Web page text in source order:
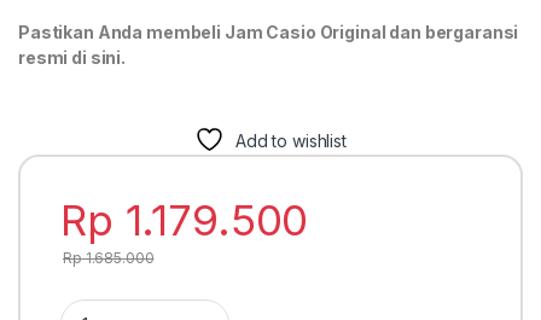
Pastikan Anda membeli Jam Casio Original dan bergaransi
resmi di sini.
Add to wishlist
Rp 1.179.500
Rp1.685.000
Casio G-Shock G-7710-1 quantity